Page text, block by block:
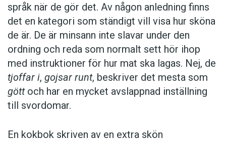
språk när de gör det. Av någon anledning finns
det en kategori som ständigt vill visa hur sköna
de är. De är minsann inte slavar under den
ordning och reda som normalt sett hör ihop
med instruktioner för hur mat ska lagas. Nej, de
tjoffar i, gojsar runt, beskriver det mesta som
göttoch har en mycket avslappnad inställning
till svordomar.
En kokbok ­skriven av en extra skön